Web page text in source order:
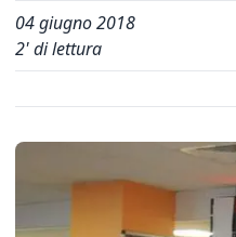
04 giugno 2018
2' di lettura